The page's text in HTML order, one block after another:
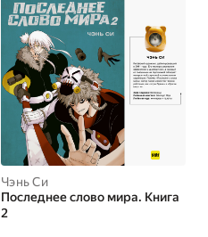
Чэнь Си
Последнее слово мира. Книга
2